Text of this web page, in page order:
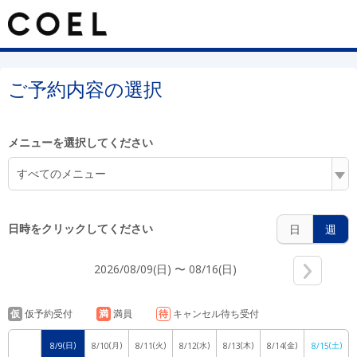
ご予約内容の選択
メニューを選択してください
すべてのメニュー
日時をクリックしてください 日 週
2026/08/09(日) 〜 08/16(日)
仮 仮予約受付 満 満員 待 キャンセル待ち受付
8/9(日) 8/10(月) 8/11(火) 8/12(水) 8/13(木) 8/14(金) 8/15(土)
6:00